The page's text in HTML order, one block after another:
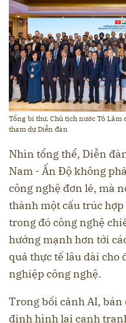
Tổng bí thư, Chủ tịch nước Tô
tham dự Diễn đàn
Nhìn tổng thể, Diễn
Nam - Ấn Độ không
công nghệ đơn lẻ, mà
thành một cấu trúc
trong đó công nghệ
hướng mạnh hơn tới
quả thực tế lâu dài
nghiệp công nghệ.
Trong bối cảnh AI, bán
định hình lại cạnh